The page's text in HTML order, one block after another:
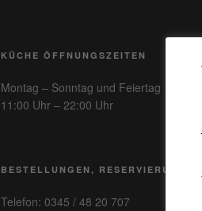
KÜCHE ÖFFNUNGSZEITEN
Montag – Sonntag und Feiertag
11:00 Uhr – 22:00 Uhr
BESTELLUNGEN, RESERVIERUNGEN
Telefon: 0345 / 48 20 707